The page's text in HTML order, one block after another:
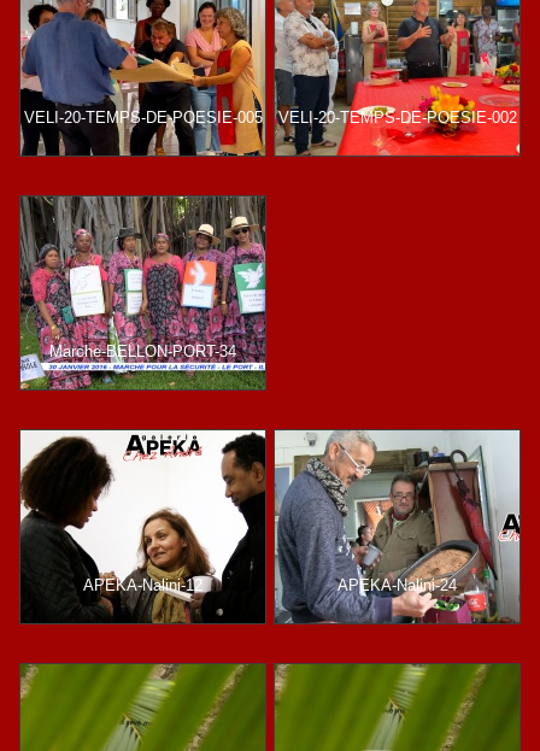
VELI-20-TEMPS-DE-POESIE-005 VELI-20-TEMPS-DE-POESIE-002
Marche-BELLON-PORT-34
APEKA-Nalini-12 APEKA-Nalini-24